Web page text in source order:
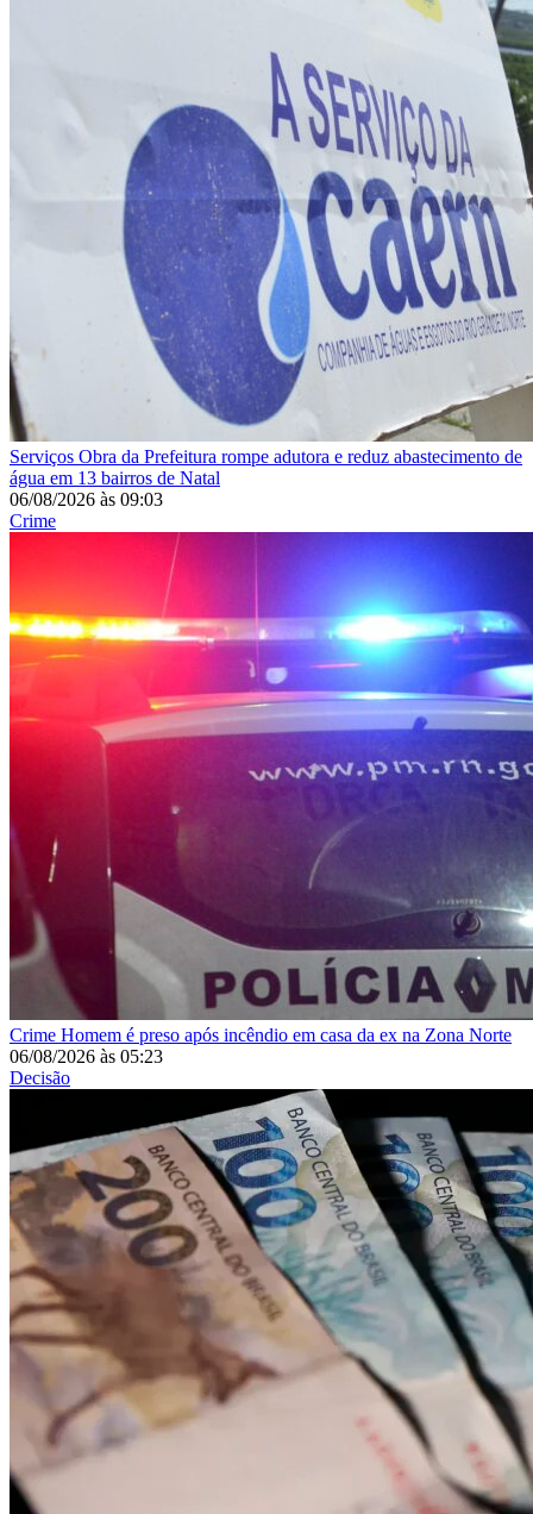
Serviços Obra da Prefeitura rompe adutora e reduz abastecimento de
água em 13 bairros de Natal
06/08/2026 às 09:03
Crime
Crime Homem é preso após incêndio em casa da ex na Zona Norte
06/08/2026 às 05:23
Decisão